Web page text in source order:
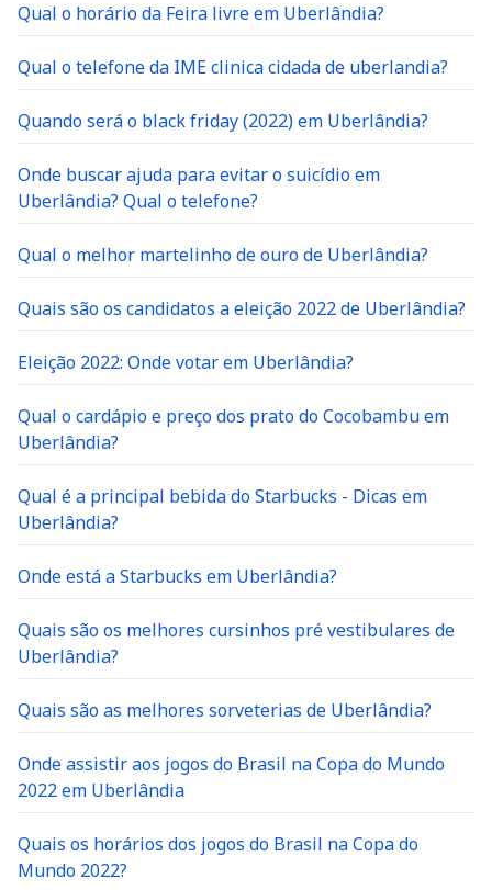
Qual o horário da Feira livre em Uberlândia?
Qual o telefone da IME clinica cidada de uberlandia?
Quando será o black friday (2022) em Uberlândia?
Onde buscar ajuda para evitar o suicídio em
Uberlândia? Qual o telefone?
Qual o melhor martelinho de ouro de Uberlândia?
Quais são os candidatos a eleição 2022 de Uberlândia?
Eleição 2022: Onde votar em Uberlândia?
Qual o cardápio e preço dos prato do Cocobambu em
Uberlândia?
Qual é a principal bebida do Starbucks - Dicas em
Uberlândia?
Onde está a Starbucks em Uberlândia?
Quais são os melhores cursinhos pré vestibulares de
Uberlândia?
Quais são as melhores sorveterias de Uberlândia?
Onde assistir aos jogos do Brasil na Copa do Mundo
2022 em Uberlândia
Quais os horários dos jogos do Brasil na Copa do
Mundo 2022?